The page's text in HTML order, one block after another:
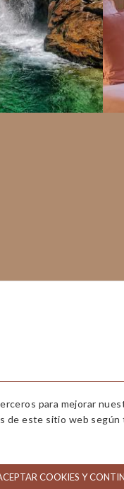
para mejorar
de este sitio web
COOKIES Y